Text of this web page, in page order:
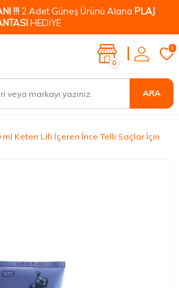
!!! 2 Adet Güneş Ürünü Alana PLAJ
HEDİYE
ARA
0
0
Keten Lifi İçeren İnce Telli Saçlar İçin